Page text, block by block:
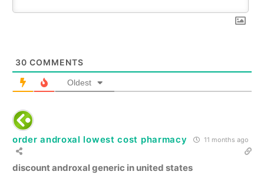
30 COMMENTS
Oldest
order androxal lowest cost pharmacy 11 months ago
discount androxal generic in united states